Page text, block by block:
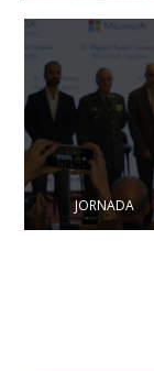
JORNADA